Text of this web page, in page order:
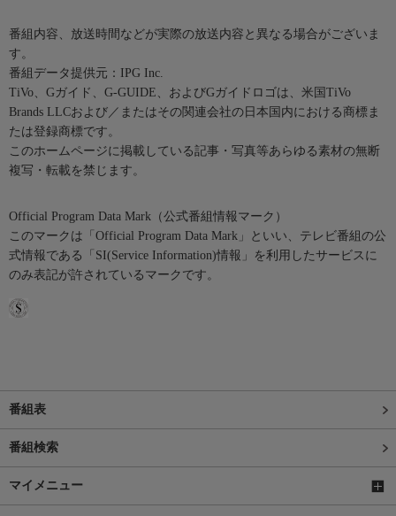
番組内容、放送時間などが実際の放送内容と異なる場合がございま
す。
番組データ提供元：IPG Inc.
TiVo、Gガイド、G-GUIDE、およびGガイドロゴは、米国TiVo
Brands LLCおよび／またはその関連会社の日本国内における商標ま
たは登録商標です。
このホームページに掲載している記事・写真等あらゆる素材の無断
複写・転載を禁じます。
Official Program Data Mark（公式番組情報マーク）
このマークは「Official Program Data Mark」といい、テレビ番組の公
式情報である「SI(Service Information)情報」を利用したサービスに
のみ表記が許されているマークです。
番組表
番組検索
マイメニュー